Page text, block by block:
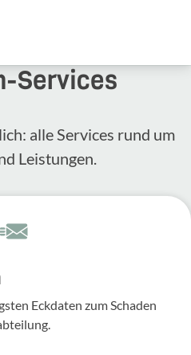
​Services
alle Services rund um
Leis­tungen.
Eckdaten zum Schaden